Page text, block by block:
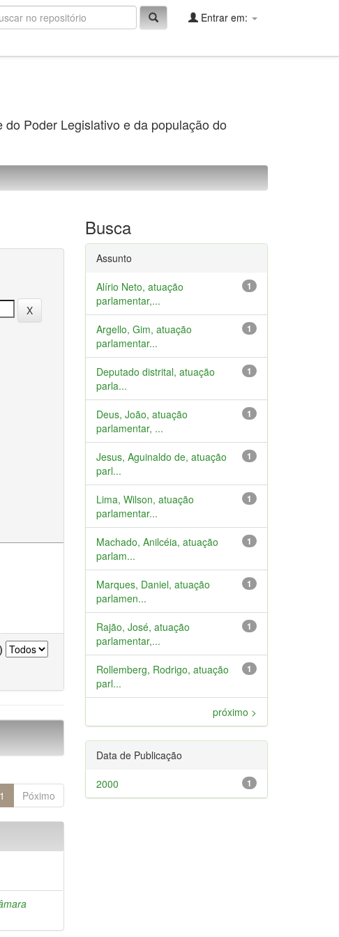
Entrar em:
Poder Legislativo e da população do
1 Póximo
Busca
Assunto
1
Alírio Neto, atuação
parlamentar,...
1
Argello, Gim, atuação
parlamentar...
1
Deputado distrital, atuação
parla...
1
Deus, João, atuação
parlamentar, ...
1
Jesus, Aguinaldo de, atuação
parl...
1
Lima, Wilson, atuação
parlamentar...
1
Machado, Anilcéia, atuação
parlam...
1
Marques, Daniel, atuação
parlamen...
1
Rajão, José, atuação
parlamentar,...
1
Rollemberg, Rodrigo, atuação
parl...
próximo >
Data de Publicação
1
2000